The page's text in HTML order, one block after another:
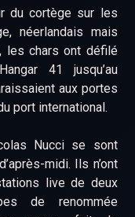
du cortège sur les
néerlandais mais
les chars ont défilé
41 jusqu’au
aux portes
port international.
Nucci se sont
midi. Ils n’ont
live de deux
de renommée